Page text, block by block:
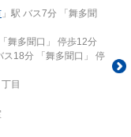
」駅 バス7分 「舞多聞
舞多聞口」 停歩12分
ス18分 「舞多聞口」 停
丁目